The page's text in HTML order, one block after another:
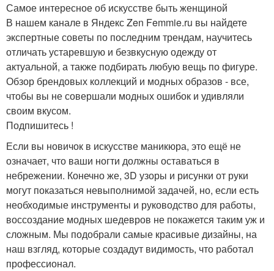
Самое интересное об искусстве быть женщиной
В нашем канале в Яндекс Zen Femmie.ru вы найдете
экспертные советы по последним трендам, научитесь
отличать устаревшую и безвкусную одежду от
актуальной, а также подбирать любую вещь по фигуре.
Обзор брендовых коллекций и модных образов - все,
чтобы вы не совершали модных ошибок и удивляли
своим вкусом.
Подпишитесь !
Если вы новичок в искусстве маникюра, это ещё не
означает, что ваши ногти должны оставаться в
небрежении. Конечно же, 3D узоры и рисунки от руки
могут показаться невыполнимой задачей, но, если есть
необходимые инструменты и руководство для работы,
воссоздание модных шедевров не покажется таким уж и
сложным. Мы подобрали самые красивые дизайны, на
наш взгляд, которые создадут видимость, что работал
профессионал.